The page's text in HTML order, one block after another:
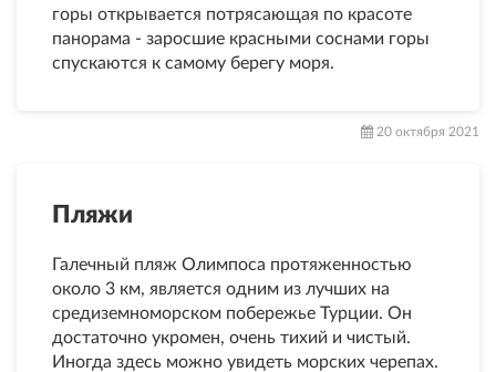
горы открывается потрясающая по красоте
панорама - заросшие красными соснами горы
спускаются к самому берегу моря.
20 октября 2021
Пляжи
Галечный пляж Олимпоса протяженностью
около 3 км, является одним из лучших на
средиземноморском побережье Турции. Он
достаточно укромен, очень тихий и чистый.
Иногда здесь можно увидеть морских черепах.